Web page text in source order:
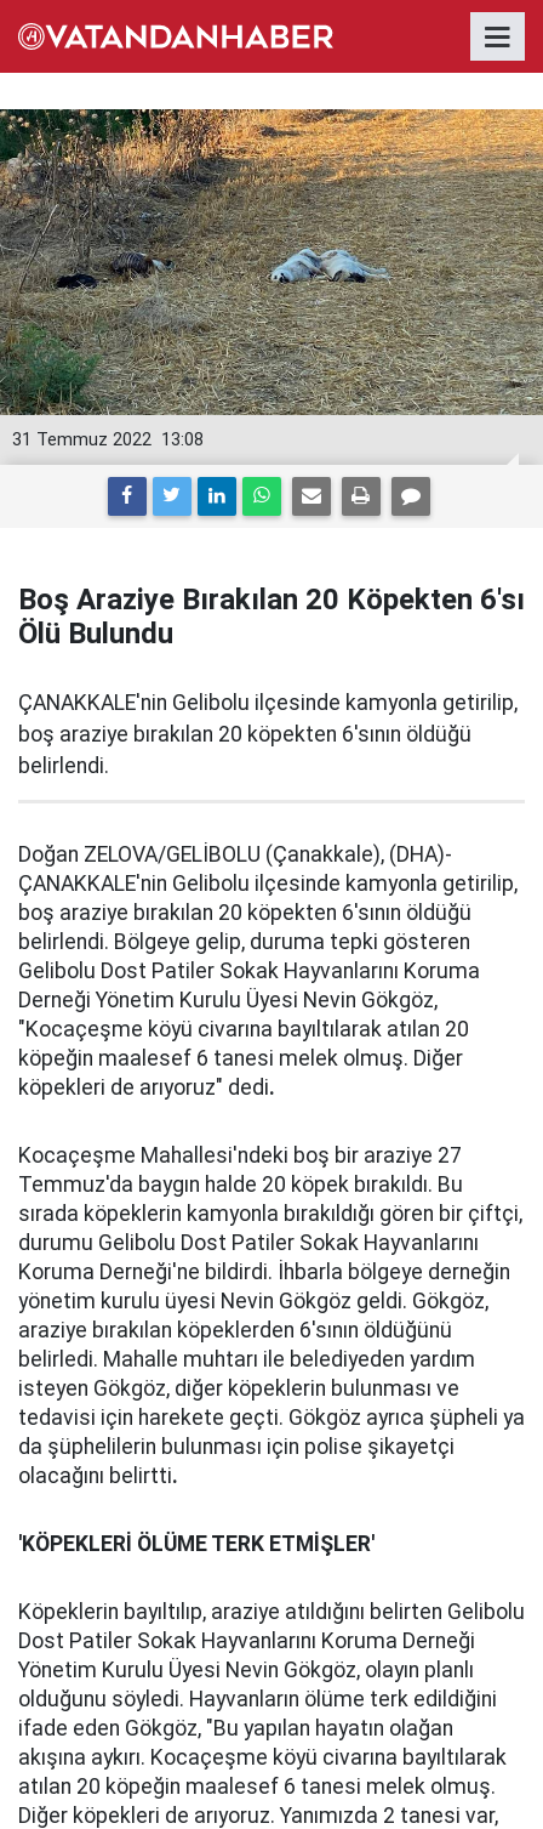
13:08
31 Temmuz 2022
Boş Araziye Bırakılan 20 Köpekten 6'sı
Ölü Bulundu
ÇANAKKALE'nin Gelibolu ilçesinde kamyonla getirilip,
boş araziye bırakılan 20 köpekten 6'sının öldüğü
belirlendi.
Doğan ZELOVA/GELİBOLU (Çanakkale), (DHA)-
ÇANAKKALE'nin Gelibolu ilçesinde kamyonla getirilip,
boş araziye bırakılan 20 köpekten 6'sının öldüğü
belirlendi. Bölgeye gelip, duruma tepki gösteren
Gelibolu Dost Patiler Sokak Hayvanlarını Koruma
Derneği Yönetim Kurulu Üyesi Nevin Gökgöz,
"Kocaçeşme köyü civarına bayıltılarak atılan 20
köpeğin maalesef 6 tanesi melek olmuş. Diğer
köpekleri de arıyoruz" dedi.
Kocaçeşme Mahallesi'ndeki boş bir araziye 27
Temmuz'da baygın halde 20 köpek bırakıldı. Bu
sırada köpeklerin kamyonla bırakıldığı gören bir çiftçi,
durumu Gelibolu Dost Patiler Sokak Hayvanlarını
Koruma Derneği'ne bildirdi. İhbarla bölgeye derneğin
yönetim kurulu üyesi Nevin Gökgöz geldi. Gökgöz,
araziye bırakılan köpeklerden 6'sının öldüğünü
belirledi. Mahalle muhtarı ile belediyeden yardım
isteyen Gökgöz, diğer köpeklerin bulunması ve
tedavisi için harekete geçti. Gökgöz ayrıca şüpheli ya
da şüphelilerin bulunması için polise şikayetçi
olacağını belirtti.
'KÖPEKLERİ ÖLÜME TERK ETMİŞLER'
Köpeklerin bayıltılıp, araziye atıldığını belirten Gelibolu
Dost Patiler Sokak Hayvanlarını Koruma Derneği
Yönetim Kurulu Üyesi Nevin Gökgöz, olayın planlı
olduğunu söyledi. Hayvanların ölüme terk edildiğini
ifade eden Gökgöz, "Bu yapılan hayatın olağan
akışına aykırı. Kocaçeşme köyü civarına bayıltılarak
atılan 20 köpeğin maalesef 6 tanesi melek olmuş.
Diğer köpekleri de arıyoruz. Yanımızda 2 tanesi var,